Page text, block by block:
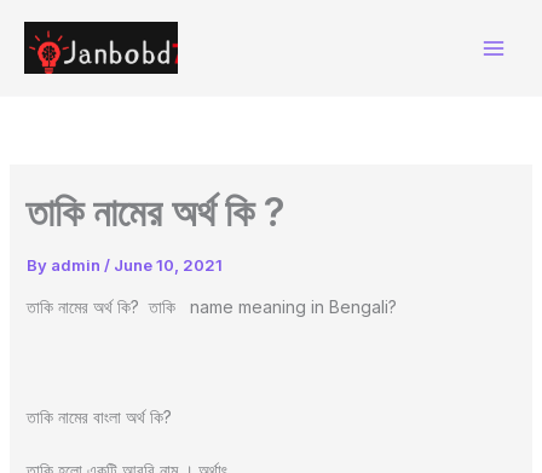
content
তাকি নামের অর্থ কি ?
By admin / June 10, 2021
তাকি নামের অর্থ কি? তাকি name meaning in Bengali?
তাকি নামের বাংলা অর্থ কি?